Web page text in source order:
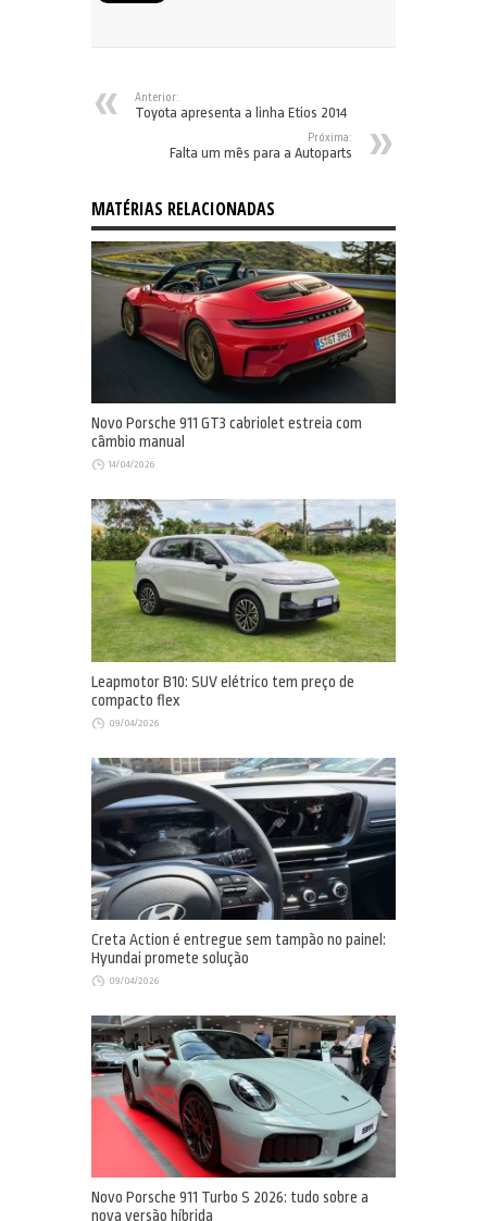
Anterior:
Toyota apresenta a linha Etios 2014
Próxima:
Falta um mês para a Autoparts
MATÉRIAS RELACIONADAS
Novo Porsche 911 GT3 cabriolet estreia com
câmbio manual
14/04/2026
Leapmotor B10: SUV elétrico tem preço de
compacto flex
09/04/2026
Creta Action é entregue sem tampão no painel:
Hyundai promete solução
09/04/2026
Novo Porsche 911 Turbo S 2026: tudo sobre a
nova versão híbrida